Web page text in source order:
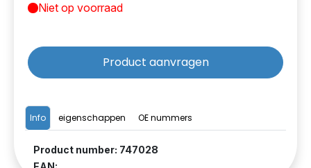
Info eigenschappen OE nummers
Product number: 747028
Niet op voorraad
Product aanvragen